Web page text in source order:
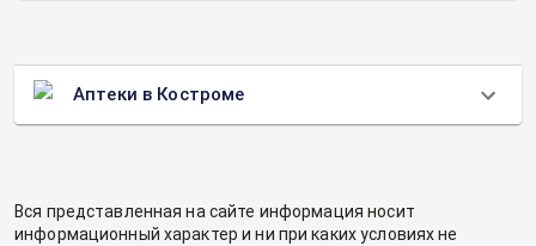
Аптеки в Костроме
Вся представленная на сайте информация носит
информационный характер и ни при каких условиях не